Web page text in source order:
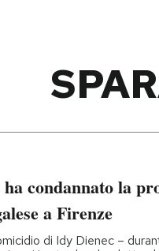
condannato la
a Firenze
di Idy Dienec –